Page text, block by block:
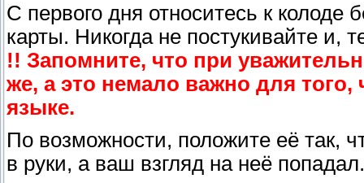
С первого дня относитесь к колоде
карты. Никогда не постукивайте и,
!! Запомните, что при
же, а это немало важно для
языке.
По возможности, положите её так,
в руки, а ваш взгляд на неё попадал.